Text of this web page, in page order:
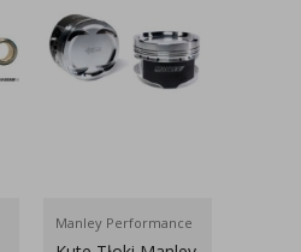
Manley Performance